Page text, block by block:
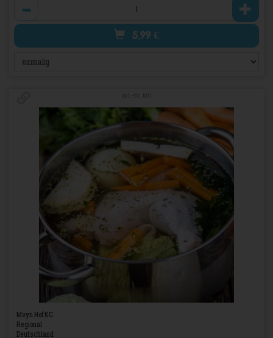
5,99 €
Meyn Hof KG
Regional
Deutschland